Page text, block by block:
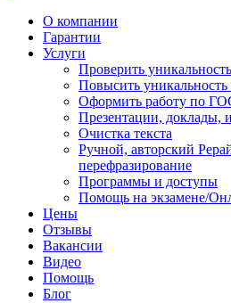
О компании
Гарантии
Услуги
Проверить
Повысить уникальность
Оформить работу по
Презентации, доклады,
Очистка текста
Ручной, авторский
перефразирование
Программы и доступы
Помощь на экзамене/
Цены
Отзывы
Вакансии
Видео
Помощь
Блог